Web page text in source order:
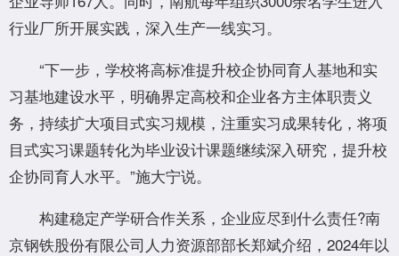
行业厂所开展实践，深入生产一线实习。
“下一步，学校将高标准提升校企协同育人基地和实
习基地建设水平，明确界定高校和企业各方主体职责义
务，持续扩大项目式实习规模，注重实习成果转化，将项
目式实习课题转化为毕业设计课题继续深入研究，提升校
企协同育人水平。”施大宁说。
构建稳定产学研合作关系，企业应尽到什么责任?南
京钢铁股份有限公司人力资源部部长郑斌介绍，2024年以